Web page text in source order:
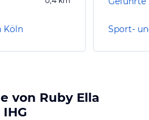
Köln Sport-
von Ruby Ella